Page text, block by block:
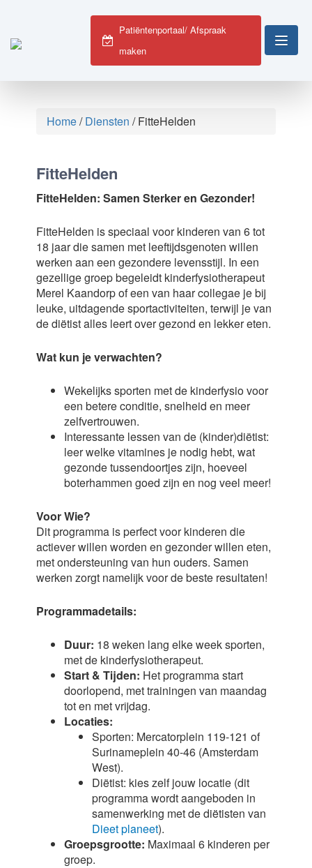
Patiëntenportaal/ Afspraak
maken
Home/Diensten /FitteHelden
FitteHelden
FitteHelden: Samen Sterker en Gezonder!
FitteHelden is speciaal voor kinderen van 6 tot
18 jaar die samen met leeftijdsgenoten willen
werken aan een gezondere levensstijl. In een
gezellige groep begeleidt kinderfysiotherapeut
Merel Kaandorp of een van haar collegae je bij
leuke, uitdagende sportactiviteiten, terwijl je van
de diëtist alles leert over gezond en lekker eten.
Wat kun je verwachten?
Wekelijks sporten met de kinderfysio voor
een betere conditie, snelheid en meer
zelfvertrouwen.
Interessante lessen van de (kinder)diëtist:
leer welke vitamines je nodig hebt, wat
gezonde tussendoortjes zijn, hoeveel
boterhammen goed zijn en nog veel meer!
Voor Wie?
Dit programma is perfect voor kinderen die
actiever willen worden en gezonder willen eten,
met ondersteuning van hun ouders. Samen
werken zorgt namelijk voor de beste resultaten!
Programmadetails:
Duur: 18 weken lang elke week sporten,
met de kinderfysiotherapeut.
Start & Tijden: Het programma start
doorlopend, met trainingen van maandag
tot en met vrijdag.
Locaties:
Sporten: Mercatorplein 119-121 of
Surinameplein 40-46 (Amsterdam
West).
Diëtist: kies zelf jouw locatie (dit
programma wordt aangeboden in
samenwerking met dediëtisten van
Dieet planeet).
Groepsgrootte: Maximaal 6 kinderen per
groep.